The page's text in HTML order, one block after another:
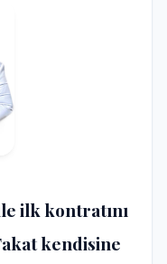
ilk kontratını
kendisine